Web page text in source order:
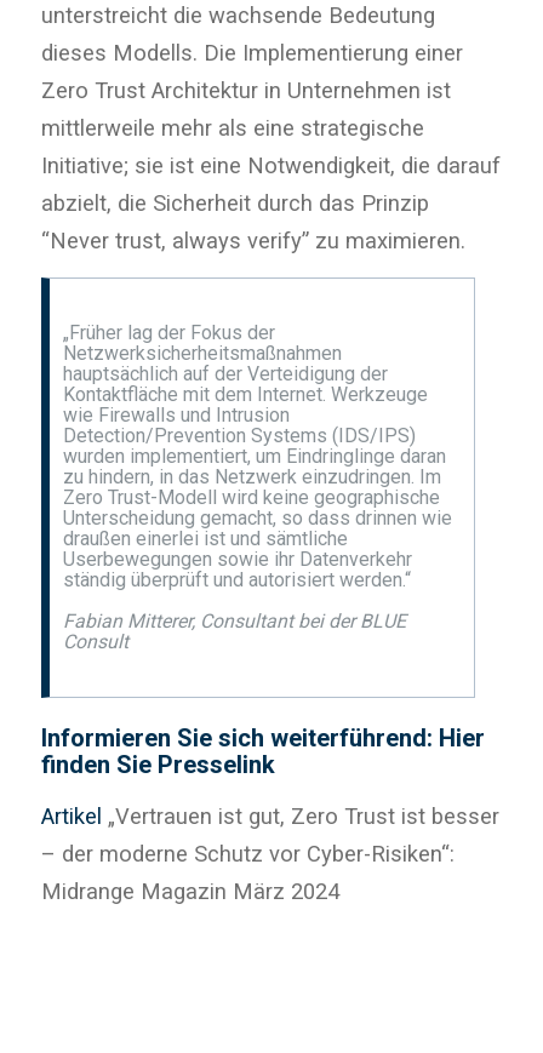
unterstreicht die wachsende Bedeutung
dieses Modells. Die Implementierung einer
Zero Trust Architektur in Unternehmen ist
mittlerweile mehr als eine strategische
Initiative; sie ist eine Notwendigkeit, die darauf
abzielt, die Sicherheit durch das Prinzip
“Never trust, always verify” zu maximieren.
„Früher lag der Fokus der
Netzwerksicherheitsmaßnahmen
hauptsächlich auf der Verteidigung der
Kontaktfläche mit dem Internet. Werkzeuge
wie Firewalls und Intrusion
Detection/Prevention Systems (IDS/IPS)
wurden implementiert, um Eindringlinge daran
zu hindern, in das Netzwerk einzudringen. Im
Zero Trust-Modell wird keine geographische
Unterscheidung gemacht, so dass drinnen wie
draußen einerlei ist und sämtliche
Userbewegungen sowie ihr Datenverkehr
ständig überprüft und autorisiert werden.“
Fabian Mitterer, Consultant bei der BLUE
Consult
Informieren Sie sich weiterführend: Hier
finden Sie Presselink
Artikel „Vertrauen ist gut, Zero Trust ist besser
– der moderne Schutz vor Cyber-Risiken“:
Midrange Magazin März 2024